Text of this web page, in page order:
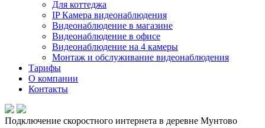
Для коттеджа
IP Камера видеонаблюдения
Видеонаблюдение в магазине
Видеонаблюдение в офисе
Видеонаблюдение на 4 камеры
Монтаж и обслуживание видеонаблюдения
Тарифы
О компании
Контакты
Подключение скоростного интернета в деревне Мунтово